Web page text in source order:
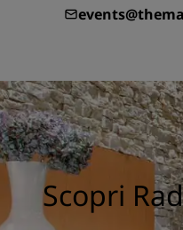
Scopri